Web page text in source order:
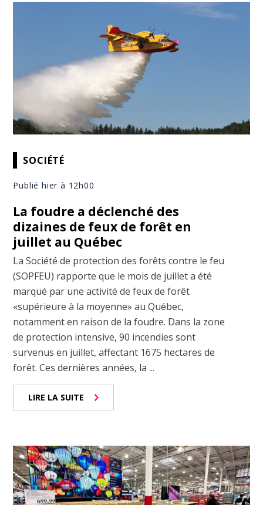
SOCIÉTÉ
Publié hier à 12h00
La foudre a déclenché des
dizaines de feux de forêt en
juillet au Québec
La Société de protection des forêts contre le feu
(SOPFEU) rapporte que le mois de juillet a été
marqué par une activité de feux de forêt
«supérieure à la moyenne» au Québec,
notamment en raison de la foudre. Dans la zone
de protection intensive, 90 incendies sont
survenus en juillet, affectant 1675 hectares de
forêt. Ces dernières années, la ...
LIRE LA SUITE